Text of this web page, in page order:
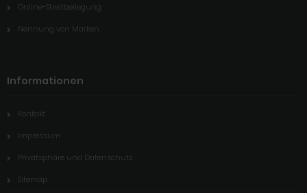
Online-Streitbeilegung
Nennung von Marken
Informationen
Kontakt
Impressum
Privatsphäre und Datenschutz
Sitemap